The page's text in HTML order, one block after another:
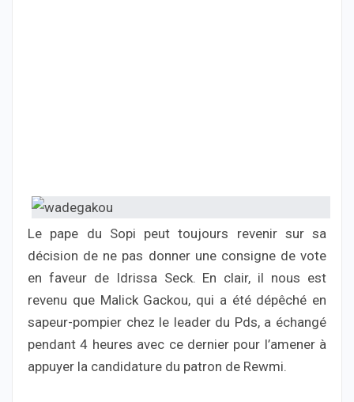
Le pape du Sopi peut toujours revenir sur sa
décision de ne pas donner une consigne de vote
en faveur de Idrissa Seck. En clair, il nous est
revenu que Malick Gackou, qui a été dépêché en
sapeur-pompier chez le leader du Pds, a échangé
pendant 4 heures avec ce dernier pour l’amener à
appuyer la candidature du patron de Rewmi.